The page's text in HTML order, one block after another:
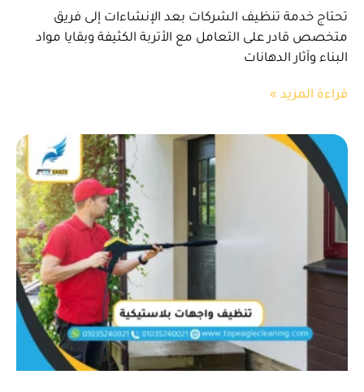
تحتاج خدمة تنظيف الشركات بعد الإنشاءات إلى فريق
متخصص قادر على التعامل مع الأتربة الكثيفة وبقايا مواد
البناء وآثار الدهانات
قراءة المزيد »